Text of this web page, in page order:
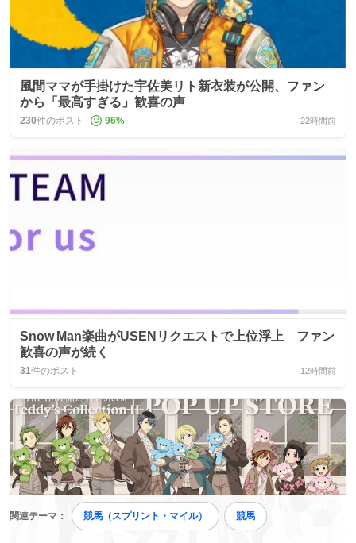
関連テーマ： 競馬（スプリント・マイル） 競馬
風間ママが手掛けた宇佐美リト新衣装が公開、ファン
から「最高すぎる」歓喜の声
230件のポスト 96% 22時間前
Snow Man楽曲がUSENリクエストで上位浮上 ファン
歓喜の声が続く
31件のポスト 12時間前